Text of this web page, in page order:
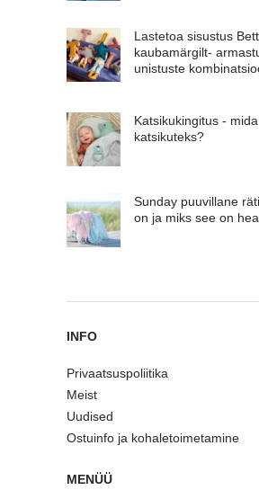
Lastetoa sisustus
kaubamärgilt-
unistuste
Katsikukingitus -
katsikuteks?
Sunday puuvillane
on ja miks see on
INFO
Privaatsuspoliitika
Meist
Uudised
Ostuinfo ja kohaletoimetamine
MENÜÜ